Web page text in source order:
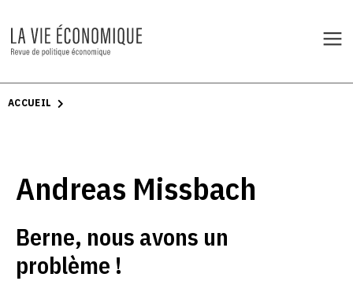
ACCUEIL
Andreas Missbach
Berne, nous avons un
problème !